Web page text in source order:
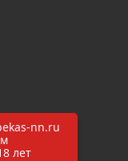
nn.ru
лет